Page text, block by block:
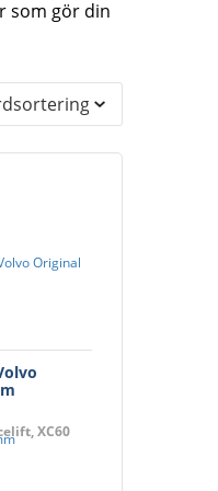
som gör din
XC60